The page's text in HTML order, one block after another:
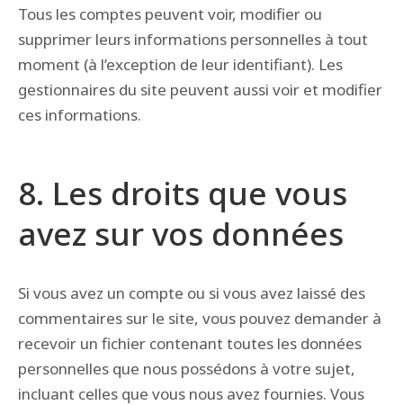
Tous les comptes peuvent voir, modifier ou
supprimer leurs informations personnelles à tout
moment (à l’exception de leur identifiant). Les
gestionnaires du site peuvent aussi voir et modifier
ces informations.
8. Les droits que vous
avez sur vos données
Si vous avez un compte ou si vous avez laissé des
commentaires sur le site, vous pouvez demander à
recevoir un fichier contenant toutes les données
personnelles que nous possédons à votre sujet,
incluant celles que vous nous avez fournies. Vous